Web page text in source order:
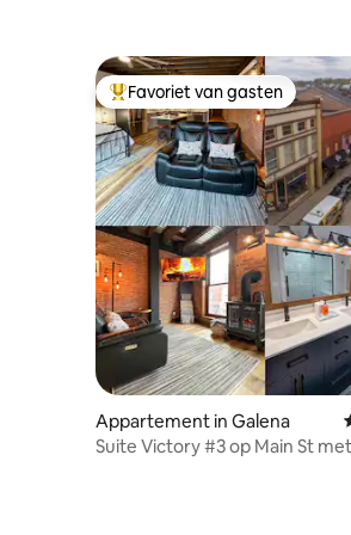
Topfavoriet van gasten
Favoriet van gasten
Appartement in Galena
Suite Victory #3 op Main St met